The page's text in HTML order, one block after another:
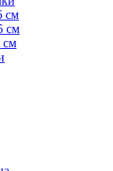
см
см
см